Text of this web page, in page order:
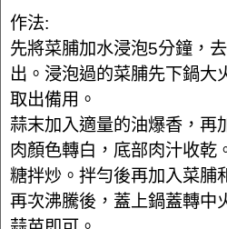
作法:
先將菜脯加水浸泡5分鐘，
出。浸泡過的菜脯先下鍋大
取出備用。
蒜末加入適量的油爆香，再
肉顏色轉白，底部肉汁收乾
糖拌炒。拌勻後再加入菜脯
再次沸騰後，蓋上鍋蓋轉中